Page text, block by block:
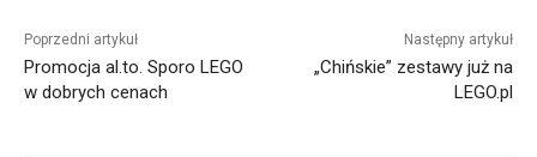
Poprzedni artykuł
Promocja al.to. Sporo LEGO
w dobrych cenach
Następny artykuł
„Chińskie” zestawy już na
LEGO.pl